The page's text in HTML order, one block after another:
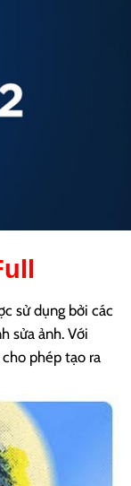
sử dụng bởi các
sửa ảnh. Với
phép tạo ra